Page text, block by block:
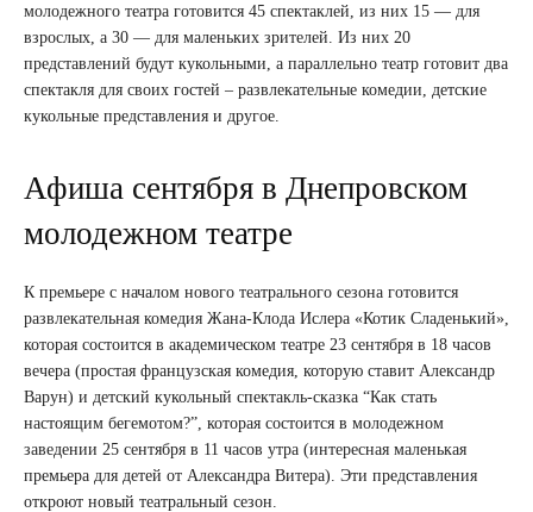
молодежного театра готовится 45 спектаклей, из них 15 — для
взрослых, а 30 — для маленьких зрителей. Из них 20
представлений будут кукольными, а параллельно театр готовит два
спектакля для своих гостей – развлекательные комедии, детские
кукольные представления и другое.
Афиша сентября в Днепровском
молодежном театре
К премьере с началом нового театрального сезона готовится
развлекательная комедия Жана-Клода Ислера «Котик Сладенький»,
которая состоится в академическом театре 23 сентября в 18 часов
вечера (простая французская комедия, которую ставит Александр
Варун) и детский кукольный спектакль-сказка “Как стать
настоящим бегемотом?”, которая состоится в молодежном
заведении 25 сентября в 11 часов утра (интересная маленькая
премьера для детей от Александра Витера). Эти представления
откроют новый театральный сезон.